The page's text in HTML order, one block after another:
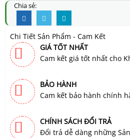
Chia sẻ:
Chi Tiết Sản Phẩm - Cam Kết
GIÁ TỐT NHẤT
Cam kết giá tốt nhất cho
BẢO HÀNH
Cam kết bảo hành chính
CHÍNH SÁCH ĐỔI TRẢ
Đổi trả dễ dàng những